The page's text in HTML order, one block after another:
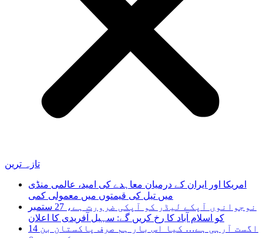
تازہ ترین
امریکا اور ایران کے درمیان معاہدے کی امید، عالمی منڈی
میں تیل کی قیمتوں میں معمولی کمی
نوجوانوں آپکے لیڈر کو آپکی ضرورت ہے، 27 ستمبر
کو اسلام آباد کا رخ کریں گے: سہیل آفریدی کا اعلان
14 اگست آرہی ہے… کیا اس بار ہم صرف پاکستان بن